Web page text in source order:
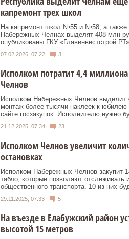
капремонт трех школ
На капремонт школ №55 и №58, а
Набережных Челнах выделят 408 млн
опубликованы ГКУ «Главинвестстрой РТ»
07.02.2026, 07:22 3
Исполком потратит 4,4
Челнов
Исполком Набережных Челнов выделит
монтаж более тысячи наклеек к юбилею
сайте госзакупок. Исполнителю нужно
21.12.2025, 07:34 23
Исполком Челнов увеличит
остановках
Исполком Набережных Челнов закупит
табло, которые позволяют отслеживать
общественного транспорта. 10 из них
29.11.2025, 07:33 5
На въезде в Елабужский район
высотой 15 метров